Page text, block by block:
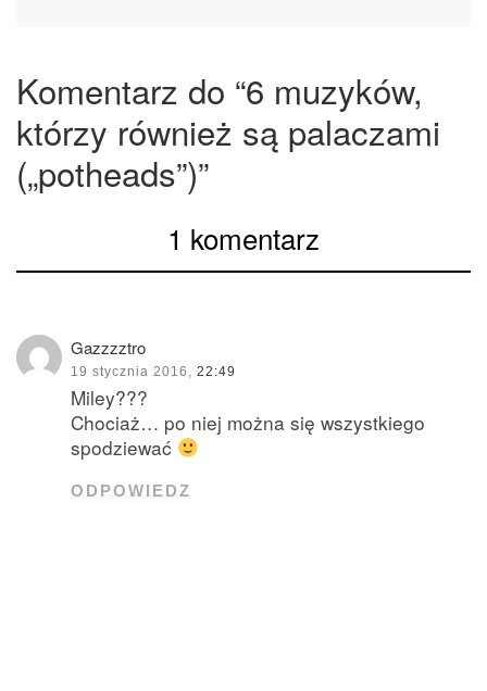
Komentarz do “6 muzyków,
którzy również są palaczami
(„potheads”)”
1 komentarz
Gazzzztro
19 stycznia 2016, 22:49
Miley???
Chociaż… po niej można się wszystkiego
spodziewać
ODPOWIEDZ